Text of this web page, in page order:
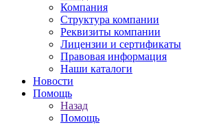
Компания
Структура компании
Реквизиты компании
Лицензии и сертификаты
Правовая информация
Наши каталоги
Новости
Помощь
Назад
Помощь